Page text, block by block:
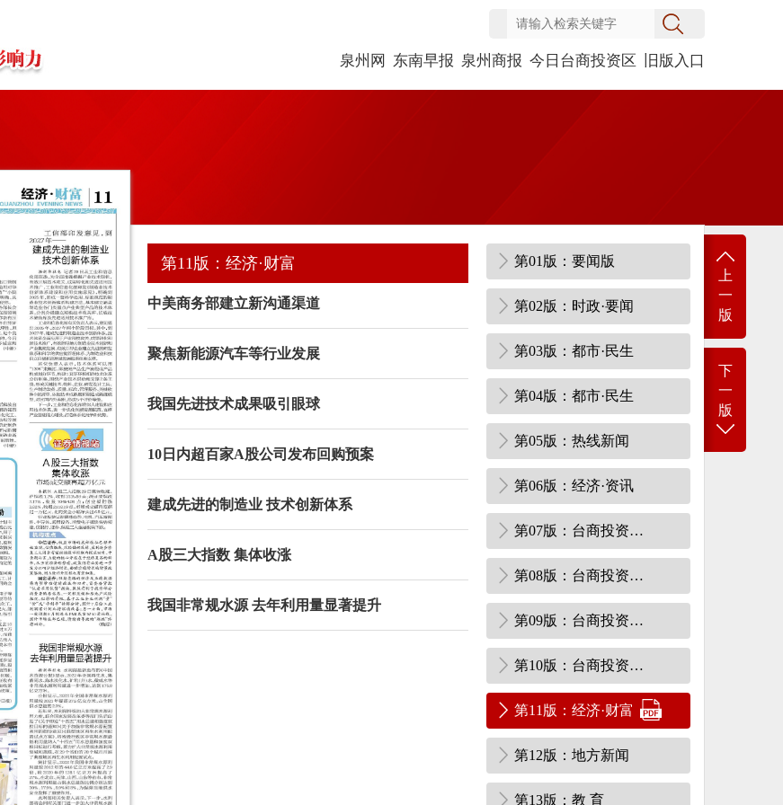
泉州网 东南早报 泉州商报 今日台商投资区 旧版入口
上
一
版
下
一
版
第11版：经济·财富
中美商务部建立新沟通渠道
聚焦新能源汽车等行业发展
我国先进技术成果吸引眼球
10日内超百家A股公司发布回购预案
建成先进的制造业 技术创新体系
A股三大指数 集体收涨
我国非常规水源 去年利用量显著提升
第01版：要闻版
第02版：时政·要闻
第03版：都市·民生
第04版：都市·民生
第05版：热线新闻
第06版：经济·资讯
第07版：台商投资区·要闻
第08版：台商投资区·综合·民生
第09版：台商投资区·经济·资讯
第10版：台商投资区·文体·副刊
第11版：经济·财富
第12版：地方新闻
第13版：教 育